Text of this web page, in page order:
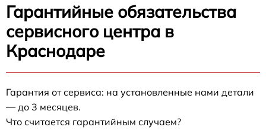
Гарантийные обязательства
сервисного центра в
Краснодаре
Гарантия от сервиса: на установленные нами детали
— до 3 месяцев.
Что считается гарантийным случаем?